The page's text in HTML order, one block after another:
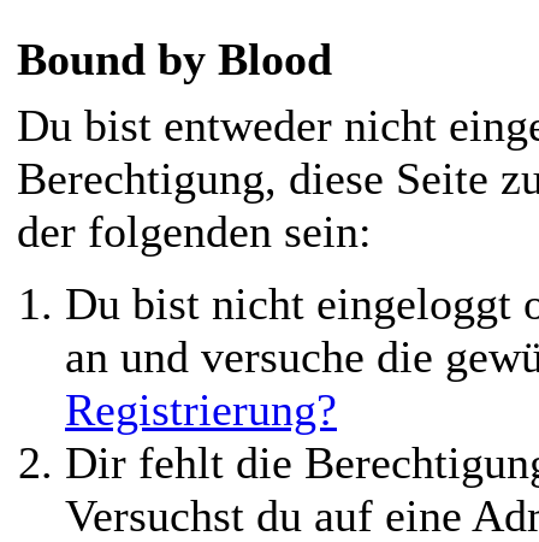
Bound by Blood
Du bist entweder nicht
Berechtigung, diese Seite
der folgenden sein:
Du bist nicht eingeloggt
an und versuche die
Registrierung?
Dir fehlt die
Versuchst du auf eine